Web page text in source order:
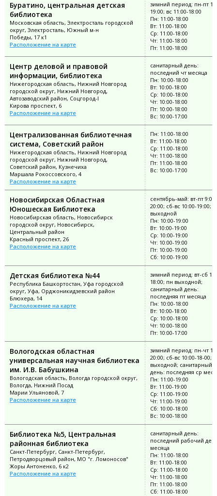
Буратино, центральная детская
библиотека
Московская область, Электросталь городской
округ, Электросталь, Южный м-н
Победы, 17 к1
Расположение на карте
зимний период: пн-пт
19:00; вс 11:00-18:00
Пн: 11:00-18:00
Вт: 11:00-18:00
Ср: 11:00-18:00
Чт: 11:00-18:00
Пт: 11:00-18:00
Центр деловой и правовой
информации, библиотека
Нижегородская область, Нижний Новгород
городской округ, Нижний Новгород,
Автозаводский район, Соцгород-I
Кирова проспект, 6
Расположение на карте
санитарный день:
последний чт месяца
Пн: 10:00-18:00
Вт: 10:00-18:00
Ср: 10:00-18:00
Чт: 10:00-18:00
Пт: 10:00-18:00
Вс: 10:00-17:00
Централизованная библиотечная
система, Советский район
Нижегородская область, Нижний Новгород
городской округ, Нижний Новгород,
Советский район, Кузнечиха
Маршала Рокоссовского, 4
Расположение на карте
Пн: 11:00-18:00
Вт: 11:00-18:00
Ср: 11:00-18:00
Чт: 11:00-18:00
Пт: 11:00-18:00
Вс: 10:00-17:00
Новосибирская Областная
Юношеская Библиотека
Новосибирская область, Новосибирск
городской округ, Новосибирск,
Центральный район
Красный проспект, 26
Расположение на карте
сентябрь-май: вт-пт 9:00-
20:00; сб-вс 10:00-19:00;
выходной
Пн: 10:00-19:00
Вт: 10:00-19:00
Ср: 10:00-19:00
Чт: 10:00-19:00
Пт: 10:00-19:00
Сб: 10:00-19:00
Детская библиотека №44
Республика Башкортостан, Уфа городской
округ, Уфа, Орджоникидзевский район
Блюхера, 14
Расположение на карте
зимний период: вт-сб
18:00; пн выходной;
санитарный день:
последняя пт месяца
Пн: 10:00-18:00
Вт: 10:00-18:00
Ср: 10:00-18:00
Чт: 10:00-18:00
Пт: 10:00-17:00
Вологодская областная
универсальная научная библиотека
им. И.В. Бабушкина
Вологодская область, Вологда городской округ,
Вологда, Нижний Посад
Марии Ульяновой, 7
Расположение на карте
зимний период: пн-чт
20:00; сб-вс 10:00-18-00;
выходной; санитарный
день: последняя ср
Пн: 11:00-19:00
Вт: 11:00-19:00
Ср: 11:00-19:00
Чт: 11:00-19:00
Сб: 10:00-18:00
Вс: 10:00-18:00
Библиотека №5, Центральная
районная библиотека
Санкт-Петербург, Санкт-Петербург,
Петродворцовый район, МО "г. Ломоносов"
Жоры Антоненко, 6 к2
Расположение на карте
санитарный день:
последний рабочий
месяца
Пн: 11:00-18:00
Вт: 11:00-18:00
Ср: 11:00-18:00
Чт: 11:00-18:00
Пт: 11:00-18:00
Сб: 11:00-18:00